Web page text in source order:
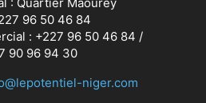
96 50 46 84
: +227 96 50 46 84 /
90 96 94 30
niger.com